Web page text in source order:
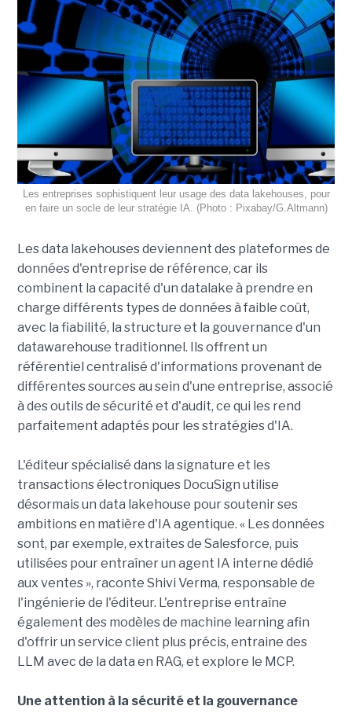
Les entreprises sophistiquent leur usage des data lakehouses, pour
en faire un socle de leur stratégie IA. (Photo : Pixabay/G.Altmann)
Les data lakehouses deviennent des plateformes de
données d'entreprise de référence, car ils
combinent la capacité d'un datalake à prendre en
charge différents types de données à faible coût,
avec la fiabilité, la structure et la gouvernance d'un
datawarehouse traditionnel. Ils offrent un
référentiel centralisé d'informations provenant de
différentes sources au sein d'une entreprise, associé
à des outils de sécurité et d'audit, ce qui les rend
parfaitement adaptés pour les stratégies d'IA.
L'éditeur spécialisé dans la signature et les
transactions électroniques DocuSign utilise
désormais un data lakehouse pour soutenir ses
ambitions en matière d'IA agentique. « Les données
sont, par exemple, extraites de Salesforce, puis
utilisées pour entraîner un agent IA interne dédié
aux ventes », raconte Shivi Verma, responsable de
l'ingénierie de l'éditeur. L'entreprise entraîne
également des modèles de machine learning afin
d'offrir un service client plus précis, entraine des
LLM avec de la data en RAG, et explore le MCP.
Une attention à la sécurité et la gouvernance